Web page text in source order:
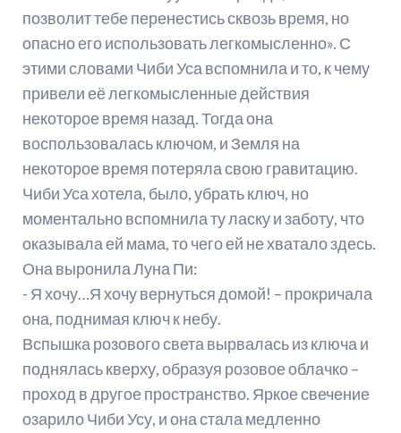
позволит тебе перенестись сквозь время, но
опасно его использовать легкомысленно». С
этими словами Чиби Уса вспомнила и то, к чему
привели её легкомысленные действия
некоторое время назад. Тогда она
воспользовалась ключом, и Земля на
некоторое время потеряла свою гравитацию.
Чиби Уса хотела, было, убрать ключ, но
моментально вспомнила ту ласку и заботу, что
оказывала ей мама, то чего ей не хватало здесь.
Она выронила Луна Пи:
- Я хочу…Я хочу вернуться домой! – прокричала
она, поднимая ключ к небу.
Вспышка розового света вырвалась из ключа и
поднялась кверху, образуя розовое облачко –
проход в другое пространство. Яркое свечение
озарило Чиби Усу, и она стала медленно